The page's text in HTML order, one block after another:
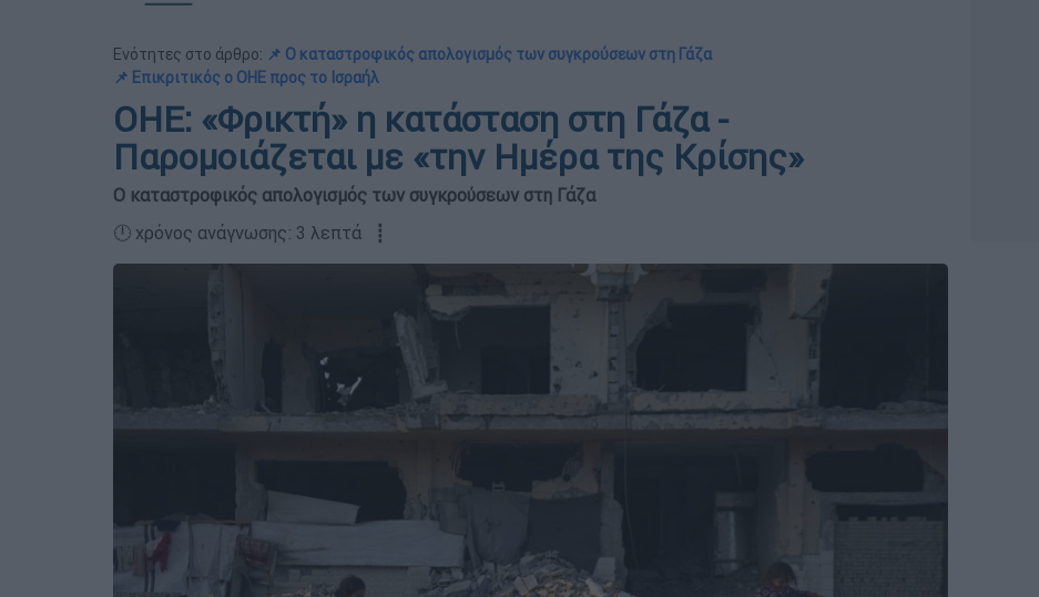
Ενότητες στο άρθρο: 📌 Ο καταστροφικός απολογισμός των συγκρούσεων στη Γάζα
📌 Επικριτικός ο ΟΗΕ προς το Ισραήλ
ΟΗΕ: «Φρικτή» η κατάσταση στη Γάζα -
Παρομοιάζεται με «την Ημέρα της Κρίσης»
Ο καταστροφικός απολογισμός των συγκρούσεων στη Γάζα
🕛 χρόνος ανάγνωσης: 3 λεπτά ┋